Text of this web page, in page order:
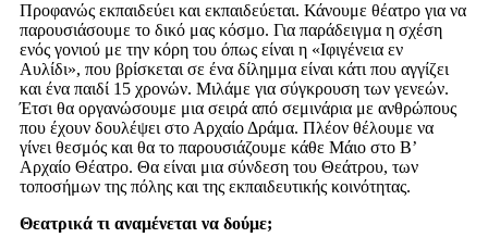
Προφανώς εκπαιδεύει και εκπαιδεύεται. Κάνουμε θέατρο για να
παρουσιάσουμε το δικό μας κόσμο. Για παράδειγμα η σχέση
ενός γονιού με την κόρη του όπως είναι η «Ιφιγένεια εν
Αυλίδι», που βρίσκεται σε ένα δίλημμα είναι κάτι που αγγίζει
και ένα παιδί 15 χρονών. Μιλάμε για σύγκρουση των γενεών.
Έτσι θα οργανώσουμε μια σειρά από σεμινάρια με ανθρώπους
που έχουν δουλέψει στο Αρχαίο Δράμα. Πλέον θέλουμε να
γίνει θεσμός και θα το παρουσιάζουμε κάθε Μάιο στο Β’
Αρχαίο Θέατρο. Θα είναι μια σύνδεση του Θεάτρου, των
τοποσήμων της πόλης και της εκπαιδευτικής κοινότητας.
Θεατρικά τι αναμένεται να δούμε;